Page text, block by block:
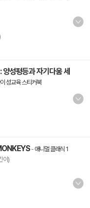
성평등과 자기다움 세
성교육 스티커북
- 애니멀 클래식 1
이)